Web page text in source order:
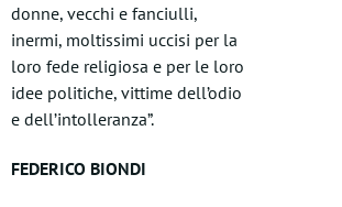
donne, vecchi e fanciulli,
inermi, moltissimi uccisi per la
loro fede religiosa e per le loro
idee politiche, vittime dell’odio
e dell’intolleranza”.
FEDERICO BIONDI